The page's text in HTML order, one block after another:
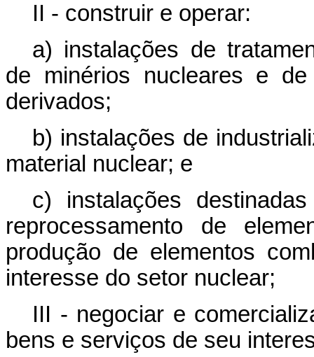
II - construir e operar:
a) instalações de
de minérios nucleares e
derivados;
b) instalações de
material nuclear; e
c) instalações
reprocessamento de
produção de elementos
interesse do setor nuclear;
III - negociar e
bens e serviços de seu